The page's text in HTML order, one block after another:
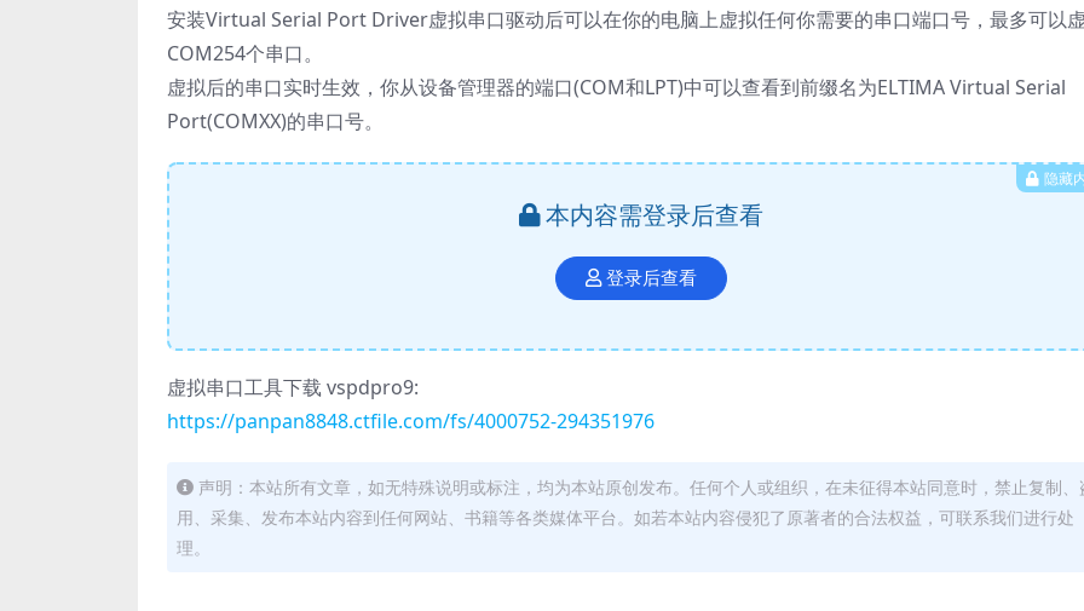
安装Virtual Serial Port Driver虚拟串口驱动后可以在你的电脑上虚拟任何你需要的串口端口号，最多可以
COM254个串口。
虚拟后的串口实时生效，你从设备管理器的端口(COM和LPT)中可以查看到前缀名为ELTIMA Virtual Serial
Port(COMXX)的串口号。
隐藏
本内容需登录后查看
登录后查看
虚拟串口工具下载 vspdpro9:
https://panpan8848.ctfile.com/fs/4000752-294351976
声明：本站所有文章，如无特殊说明或标注，均为本站原创发布。任何个人或组织，在未征得本站同意时，禁止复制、
用、采集、发布本站内容到任何网站、书籍等各类媒体平台。如若本站内容侵犯了原著者的合法权益，可联系我们进行处
理。